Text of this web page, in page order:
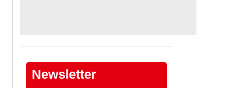
Newsletter